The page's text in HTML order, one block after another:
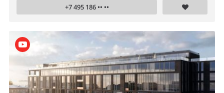
+7 495 186 •• ••